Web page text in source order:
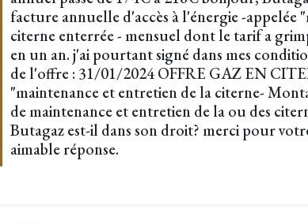
facture annuelle d'accès à l'énergie -appelée
citerne enterrée - mensuel dont le tarif a
en un an. j'ai pourtant signé dans mes
de l'offre : 31/01/2024 OFFRE GAZ EN
"maintenance et entretien de la citerne-
de maintenance et entretien de la ou des
Butagaz est-il dans son droit? merci pour
aimable réponse.